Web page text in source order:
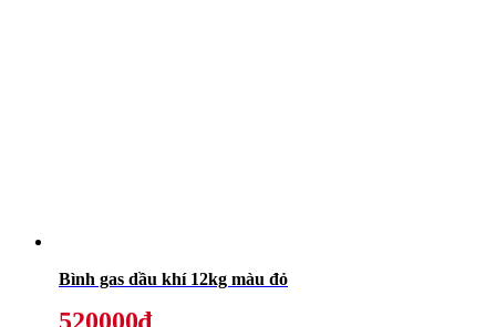
Bình gas dầu khí 12kg màu đỏ